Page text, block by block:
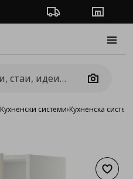
Проследяване на
Camera
Кухненски системи›Кухненска